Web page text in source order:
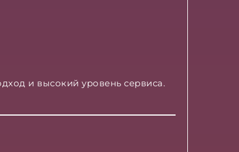
и высокий уровень сервиса.